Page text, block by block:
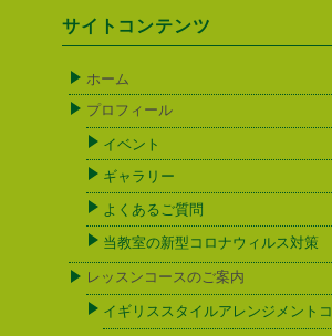
サイトコンテンツ
ホーム
プロフィール
イベント
ギャラリー
よくあるご質問
当教室の新型コロナウィルス対策
レッスンコースのご案内
イギリススタイルアレンジメント